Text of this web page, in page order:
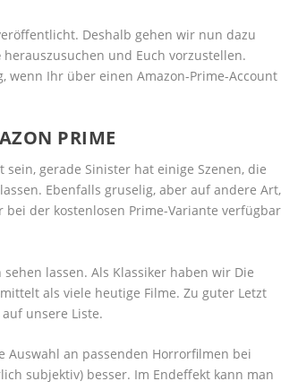
Deshalb gehen wir nun dazu
herauszusuchen und Euch vorzustellen.
wenn Ihr über einen Amazon-Prime-Account
PRIME
gerade Sinister hat einige Szenen, die
Ebenfalls gruselig, aber auf andere Art,
der kostenlosen Prime-Variante verfügbar
lassen. Als Klassiker haben wir Die
als viele heutige Filme. Zu guter Letzt
unsere Liste.
Auswahl an passenden Horrorfilmen bei
subjektiv) besser. Im Endeffekt kann man